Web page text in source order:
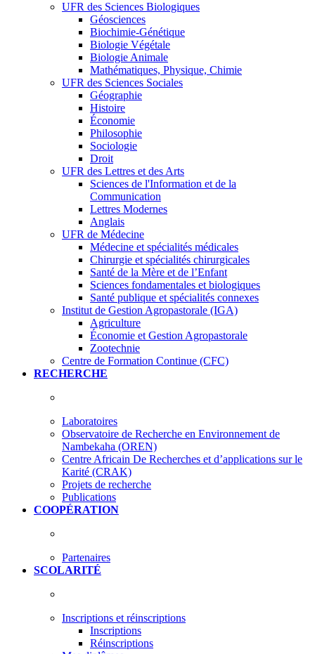
UFR des Sciences Biologiques
Géosciences
Biochimie-Génétique
Biologie Végétale
Biologie Animale
Mathématiques, Physique, Chimie
UFR des Sciences Sociales
Géographie
Histoire
Économie
Philosophie
Sociologie
Droit
UFR des Lettres et des Arts
Sciences de l'Information et de la
Communication
Lettres Modernes
Anglais
UFR de Médecine
Médecine et spécialités médicales
Chirurgie et spécialités chirurgicales
Santé de la Mère et de l’Enfant
Sciences fondamentales et biologiques
Santé publique et spécialités connexes
Institut de Gestion Agropastorale (IGA)
Agriculture
Économie et Gestion Agropastorale
Zootechnie
Centre de Formation Continue (CFC)
RECHERCHE
Laboratoires
Observatoire de Recherche en Environnement de
Nambekaha (OREN)
Centre Africain De Recherches et d’applications sur le
Karité (CRAK)
Projets de recherche
Publications
COOPÉRATION
Partenaires
SCOLARITÉ
Inscriptions et réinscriptions
Inscriptions
Réinscriptions